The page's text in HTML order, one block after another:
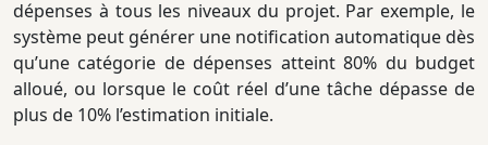
dépenses à tous les niveaux du projet. Par exemple, le
système peut générer une notification automatique dès
qu’une catégorie de dépenses atteint 80% du budget
alloué, ou lorsque le coût réel d’une tâche dépasse de
plus de 10% l’estimation initiale.